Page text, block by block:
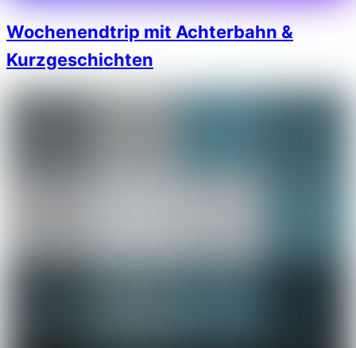
Wochenendtrip mit Achterbahn &
Kurzgeschichten